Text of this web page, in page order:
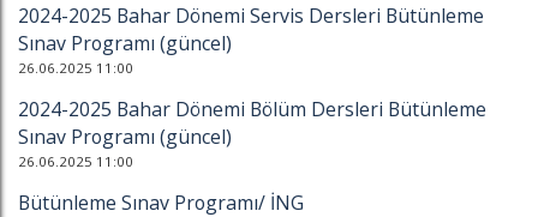
2024-2025 Bahar Dönemi Servis Dersleri Bütünleme
Sınav Programı (güncel)
26.06.2025 11:00
2024-2025 Bahar Dönemi Bölüm Dersleri Bütünleme
Sınav Programı (güncel)
26.06.2025 11:00
Bütünleme Sınav Programı/ İNG